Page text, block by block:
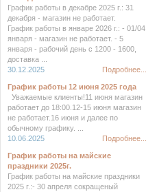
График работы в декабре 2025 г.: 31
декабря - магазин не работает.
График работы в январе 2026 г.: - 01/04
января - магазин не работает. - 5
января - рабочий день с 1200 - 1600,
доставка ...
30.12.2025
Подробнее...
График работы 12 июня 2025 года
Уважаемые клиенты!11 июня магазин
работает до 18:00.12-15 июня магазин
не работает.16 июня и далее по
обычному графику. ...
10.06.2025
Подробнее...
График работы на майские
праздники 2025г.
График работы на майские праздники
2025 г.:- 30 апреля сокращеный